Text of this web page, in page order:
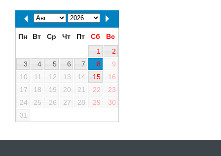
Пн Вт Ср Чт Пт Сб
Вс
1
2
3
4 5 6 7 8
9
10
11 12 13 14 15
16
17
18 19 20 21 22
23
24
25 26 27 28 29
30
31